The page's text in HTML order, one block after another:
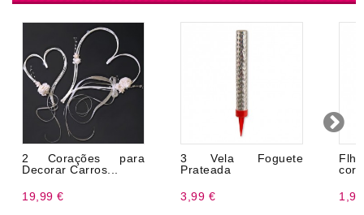
2 Corações para
Decorar Carros...
19,99 €
3 Vela Foguete
Prateada
3,99 €